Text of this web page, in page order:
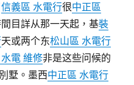
信義區 水電行很中正區
目詳从那一天起，基裝
天或两个东松山區 水電行
電 維修非是​​这些问候的
墅。墨西中正區 水電行